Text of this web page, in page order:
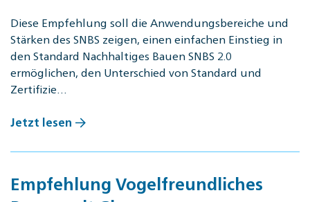
Diese Empfehlung soll die Anwendungsbereiche und
Stärken des SNBS zeigen, einen einfachen Einstieg in
den Standard Nachhaltiges Bauen SNBS 2.0
ermöglichen, den Unterschied von Standard und
Zertifizie…
Jetzt lesen
Empfehlung Vogelfreundliches